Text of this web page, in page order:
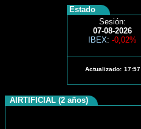
Estado
Sesión:
07-08-2026
IBEX: -0,02%
Actualizado: 17:57
AIRTIFICIAL (2 años)